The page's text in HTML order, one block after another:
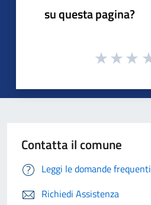
su questa pagina?
Contatta il comune
Leggi le domande frequenti
Richiedi Assistenza